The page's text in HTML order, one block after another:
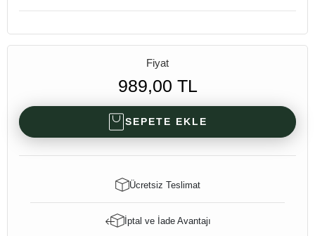
Fiyat
989,00 TL
SEPETE EKLE
Ücretsiz Teslimat
İptal ve İade Avantajı